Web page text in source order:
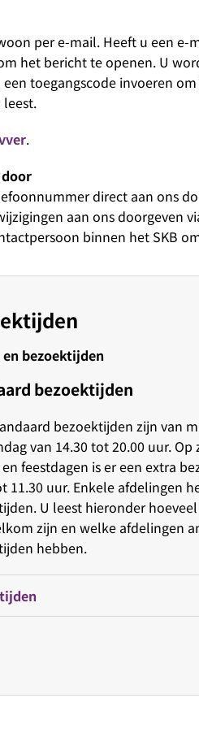
per e-mail. Heeft u een e-
het bericht te openen. U
toegangscode invoeren
leest.
.
direct aan ons
aan ons doorgeven
binnen het SKB
en bezoektijden
bezoektijden
bezoektijden zijn van
van 14.30 tot 20.00 uur. Op
feestdagen is er een extra
11.30 uur. Enkele afdelingen
U leest hieronder
zijn en welke afdelingen
hebben.